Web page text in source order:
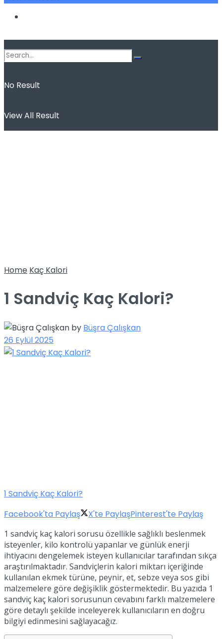
No Result
View All Result
Home Kaç Kalori
1 Sandviç Kaç Kalori?
by Büşra Çalışkan
26 Eylül 2025
1 Sandviç Kaç Kalori?
Facebook'ta Paylaş
X'te PaylaşPinterest'te Paylaş
1 sandviç kaç kalori sorusu özellikle sağlıklı beslenmek
isteyenler, kilo kontrolü yapanlar ve günlük enerji
ihtiyacını dengelemek isteyen kullanıcılar tarafından sıkça
araştırılmaktadır. Sandviçlerin kalori miktarı içeriğinde
kullanılan ekmek türüne, peynir, et, sebze veya sos gibi
malzemelere göre değişiklik göstermektedir. Bu yazıda 1
sandviç kaç kalori sorusunun cevabını farklı malzemelere
göre detaylı şekilde inceleyerek kullanıcıların en doğru
bilgiyi edinmesini sağlayacağız.